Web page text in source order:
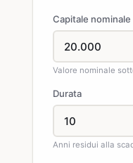
Capitale nominale
Valore nominale
Durata
Anni residui alla